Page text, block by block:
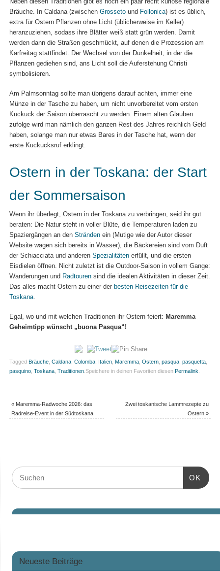
Bräuche. In Caldana (zwischen Grossetound Follonica) ist es üblich,
extra für Ostern Pflanzen ohne Licht (üblicherweise im Keller)
heranzuziehen, sodass ihre Blätter weiß statt grün werden. Damit
werden dann die Straßen geschmückt, auf denen die Prozession am
Karfreitag stattfindet. Der Wechsel von der Dunkelheit, in der die
Pflanzen gediehen sind, ans Licht soll die Auferstehung Christi
symbolisieren.
Am Palmsonntag sollte man übrigens darauf achten, immer eine
Münze in der Tasche zu haben, um nicht unvorbereitet vom ersten
Kuckuck der Saison überrascht zu werden. Einem alten Glauben
zufolge wird man nämlich den ganzen Rest des Jahres reichlich Geld
haben, solange man nur etwas Bares in der Tasche hat, wenn der
erste Kuckucksruf erklingt.
Ostern in der Toskana: der Start
der Sommersaison
Wenn ihr überlegt, Ostern in der Toskana zu verbringen, seid ihr gut
beraten: Die Natur steht in voller Blüte, die Temperaturen laden zu
Spaziergängen an den Strändenein (Mutige wie der Autor dieser
Website wagen sich bereits in Wasser), die Bäckereien sind vom Duft
der Schiacciata und anderen Spezialitätenerfüllt, und die ersten
Eisdielen öffnen. Nicht zuletzt ist die Outdoor-Saison in vollem Gange:
Wanderungen und Radtourensind die idealen Aktivitäten in dieser Zeit.
Das alles macht Ostern zu einer der besten Reisezeiten für die
Toskana.
Egal, wo und mit welchen Traditionen ihr Ostern feiert: Maremma
Geheimtipp wünscht „buona Pasqua“!
Tagged Bräuche, Caldana, Colomba, Italien, Maremma, Ostern, pasqua, pasquetta,
pasquino, Toskana, Traditionen.Speichere in deinen Favoriten diesen Permalink.
«Maremma-Radwoche 2026: das
Radreise-Event in der Südtoskana
Zwei toskanische Lammrezepte zu
Ostern»
OK
Neueste Beiträge